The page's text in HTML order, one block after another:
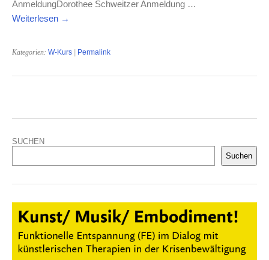
AnmeldungDorothee Schweitzer Anmeldung …
Weiterlesen →
Kategorien: W-Kurs Permalink
SUCHEN
Suchen